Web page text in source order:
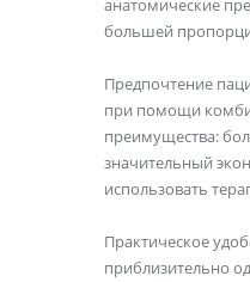
анатомические
большей
Предпочтение
при помощи
преимущества:
значительный
использовать
Практическое
приблизительно